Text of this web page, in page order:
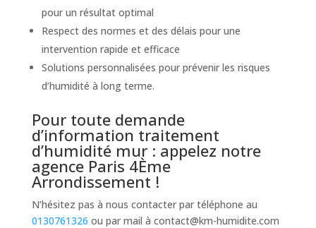
pour un résultat optimal
Respect des normes et des délais pour une
intervention rapide et efficace
Solutions personnalisées pour prévenir les risques
d’humidité à long terme.
Pour toute demande
d’information traitement
d’humidité mur : appelez notre
agence Paris 4Ème
Arrondissement !
N’hésitez pas à nous contacter par téléphone au
0130761326 ou par mail à contact@km-humidite.com